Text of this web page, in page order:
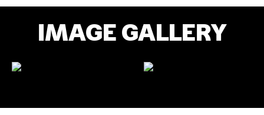
IMAGE GALLERY